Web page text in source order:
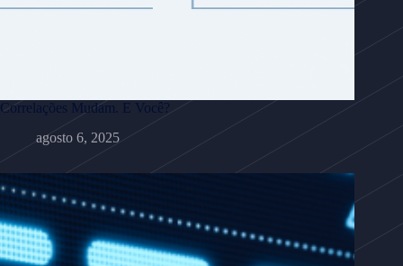
Correlações Mudam. E Você?
agosto 6, 2025